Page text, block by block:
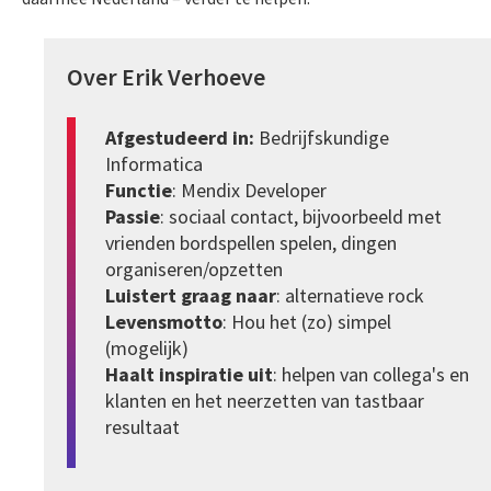
Over Erik Verhoeve
Afgestudeerd in: Bedrijfskundige
Informatica
Functie: Mendix Developer
Passie: sociaal contact, bijvoorbeeld met
vrienden bordspellen spelen, dingen
organiseren/opzetten
Luistert graag naar: alternatieve rock
Levensmotto: Hou het (zo) simpel
(mogelijk)
Haalt inspiratie uit: helpen van collega's en
klanten en het neerzetten van tastbaar
resultaat